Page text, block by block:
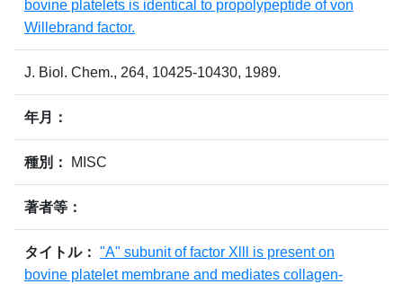
bovine platelets is identical to propolypeptide of von
Willebrand factor.
J. Biol. Chem., 264, 10425-10430, 1989.
年月：
種別： MISC
著者等：
タイトル： "A" subunit of factor Xlll is present on
bovine platelet membrane and mediates collagen-